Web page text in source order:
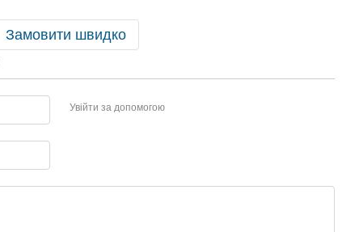
Замовити швидко
Увійти за допомогою